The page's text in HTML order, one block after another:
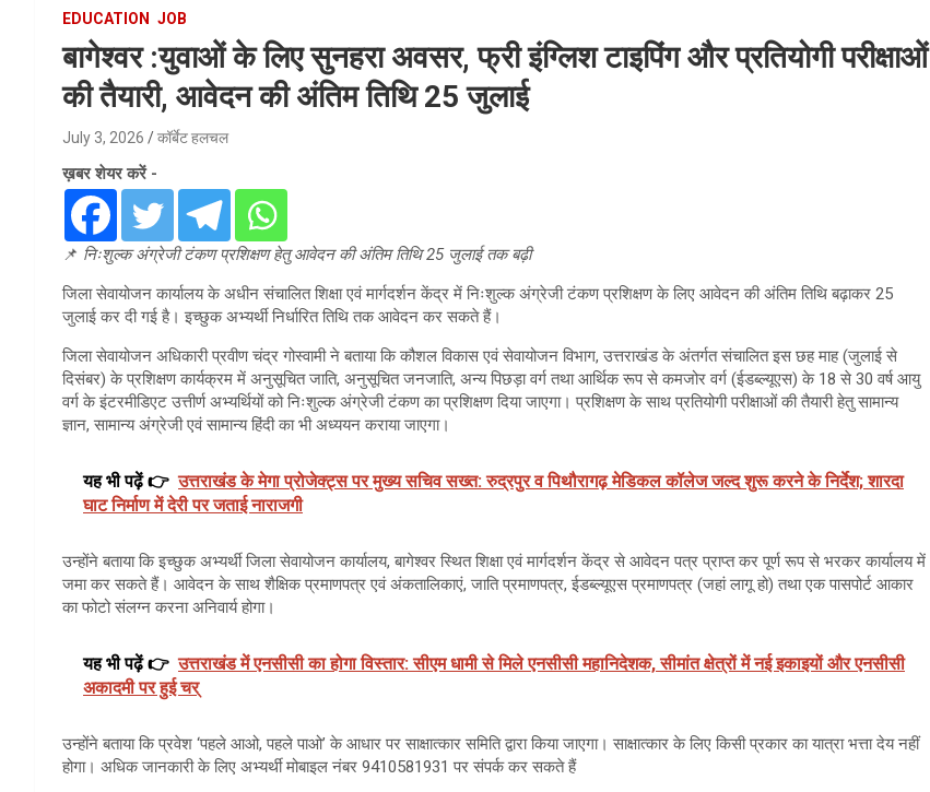
EDUCATION JOB
बागेश्वर :युवाओं के लिए सुनहरा अवसर, फ्री इंग्लिश टाइपिंग और प्रतियोगी परीक्षाओं
की तैयारी, आवेदन की अंतिम तिथि 25 जुलाई
July 3, 2026 कॉर्बेट हलचल
ख़बर शेयर करें -
📌 निःशुल्क अंग्रेजी टंकण प्रशिक्षण हेतु आवेदन की अंतिम तिथि 25 जुलाई तक बढ़ी
जिला सेवायोजन कार्यालय के अधीन संचालित शिक्षा एवं मार्गदर्शन केंद्र में निःशुल्क अंग्रेजी टंकण प्रशिक्षण के लिए आवेदन की अंतिम तिथि बढ़ाकर 25
जुलाई कर दी गई है। इच्छुक अभ्यर्थी निर्धारित तिथि तक आवेदन कर सकते हैं।
जिला सेवायोजन अधिकारी प्रवीण चंद्र गोस्वामी ने बताया कि कौशल विकास एवं सेवायोजन विभाग, उत्तराखंड के अंतर्गत संचालित इस छह माह (जुलाई से
दिसंबर) के प्रशिक्षण कार्यक्रम में अनुसूचित जाति, अनुसूचित जनजाति, अन्य पिछड़ा वर्ग तथा आर्थिक रूप से कमजोर वर्ग (ईडब्ल्यूएस) के 18 से 30 वर्ष आयु
वर्ग के इंटरमीडिएट उत्तीर्ण अभ्यर्थियों को निःशुल्क अंग्रेजी टंकण का प्रशिक्षण दिया जाएगा। प्रशिक्षण के साथ प्रतियोगी परीक्षाओं की तैयारी हेतु सामान्य
ज्ञान, सामान्य अंग्रेजी एवं सामान्य हिंदी का भी अध्ययन कराया जाएगा।
यह भी पढ़ें 👉 उत्तराखंड के मेगा प्रोजेक्ट्स पर मुख्य सचिव सख्त: रुद्रपुर व पिथौरागढ़ मेडिकल कॉलेज जल्द शुरू करने के निर्देश; शारदा
घाट निर्माण में देरी पर जताई नाराजगी
उन्होंने बताया कि इच्छुक अभ्यर्थी जिला सेवायोजन कार्यालय, बागेश्वर स्थित शिक्षा एवं मार्गदर्शन केंद्र से आवेदन पत्र प्राप्त कर पूर्ण रूप से भरकर कार्यालय में
जमा कर सकते हैं। आवेदन के साथ शैक्षिक प्रमाणपत्र एवं अंकतालिकाएं, जाति प्रमाणपत्र, ईडब्ल्यूएस प्रमाणपत्र (जहां लागू हो) तथा एक पासपोर्ट आकार
का फोटो संलग्न करना अनिवार्य होगा।
यह भी पढ़ें 👉 उत्तराखंड में एनसीसी का होगा विस्तार: सीएम धामी से मिले एनसीसी महानिदेशक, सीमांत क्षेत्रों में नई इकाइयों और एनसीसी
अकादमी पर हुई चर्
उन्होंने बताया कि प्रवेश ‘पहले आओ, पहले पाओ’ के आधार पर साक्षात्कार समिति द्वारा किया जाएगा। साक्षात्कार के लिए किसी प्रकार का यात्रा भत्ता देय नहीं
होगा। अधिक जानकारी के लिए अभ्यर्थी मोबाइल नंबर 9410581931 पर संपर्क कर सकते हैं